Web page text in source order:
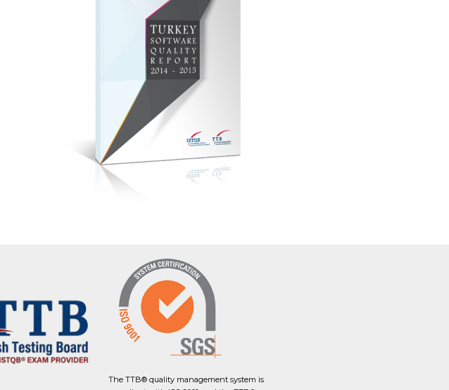
The TTB® quality management system is